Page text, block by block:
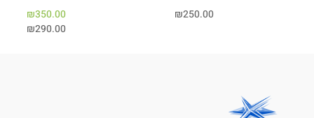
₪250.00
₪350.00
₪290.00